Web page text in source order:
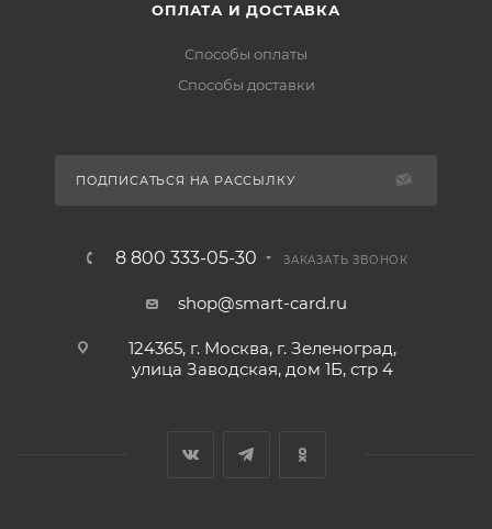
ОПЛАТА И ДОСТАВКА
Способы оплаты
Способы доставки
ПОДПИСАТЬСЯ НА РАССЫЛКУ
8 800 333-05-30 ЗАКАЗАТЬ ЗВОНОК
shop@smart-card.ru
124365, г. Москва, г. Зеленоград,
улица Заводская, дом 1Б, стр 4